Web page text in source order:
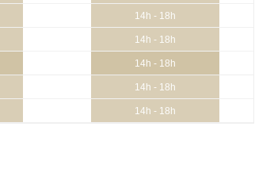
14h - 18h
14h - 18h
14h - 18h
14h - 18h
14h - 18h